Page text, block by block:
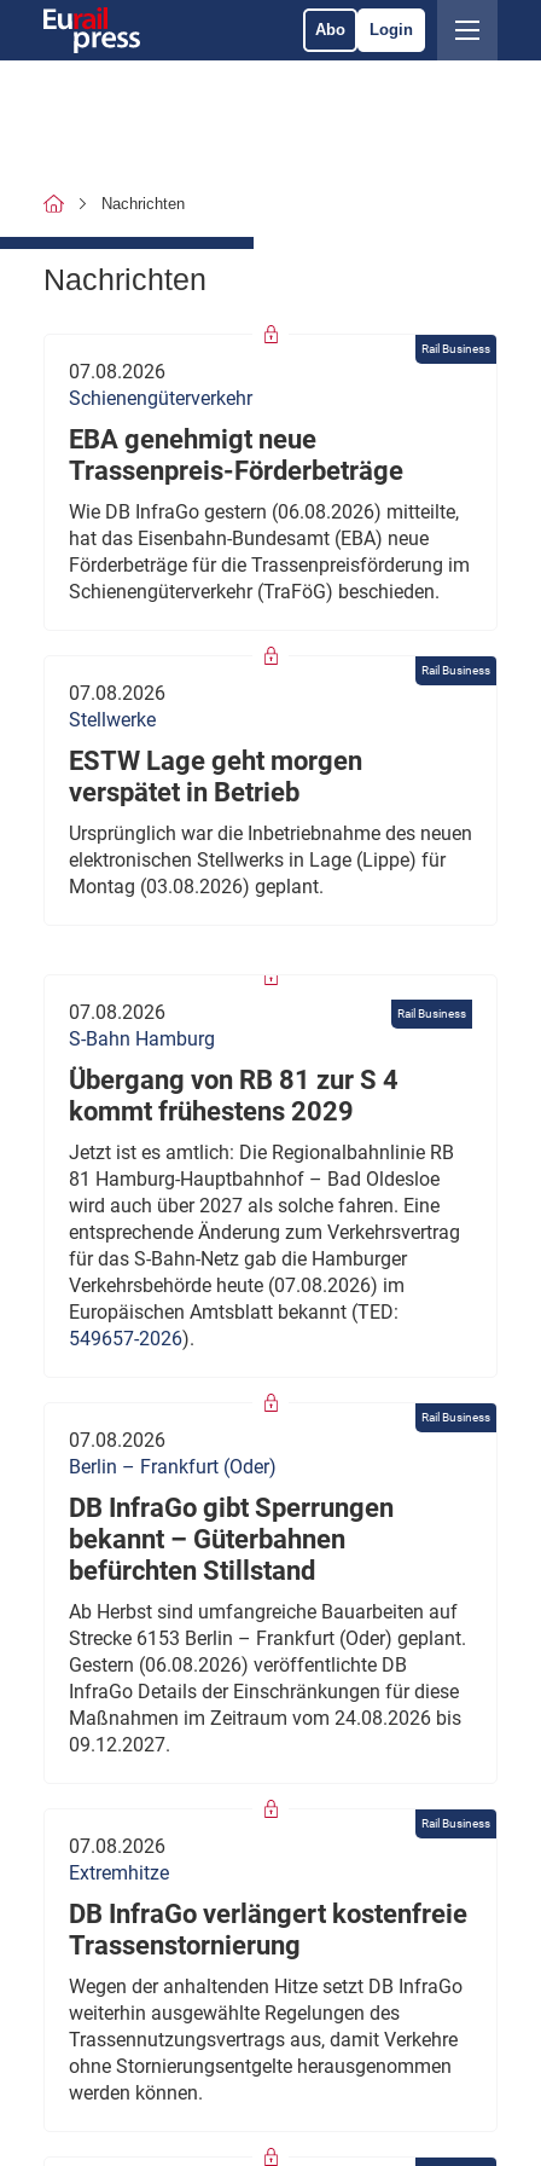
Abo Login
Nachrichten
Nachrichten
Rail Business
07.08.2026
Schienengüterverkehr
EBA genehmigt neue
Trassenpreis-Förderbeträge
Wie DB InfraGo gestern (06.08.2026) mitteilte,
hat das Eisenbahn-Bundesamt (EBA) neue
Förderbeträge für die Trassenpreisförderung im
Schienengüterverkehr (TraFöG) beschieden.
Rail Business
07.08.2026
Stellwerke
ESTW Lage geht morgen
verspätet in Betrieb
Ursprünglich war die Inbetriebnahme des neuen
elektronischen Stellwerks in Lage (Lippe) für
Montag (03.08.2026) geplant.
Rail Business
07.08.2026
S-Bahn Hamburg
Übergang von RB 81 zur S 4
kommt frühestens 2029
Jetzt ist es amtlich: Die Regionalbahnlinie RB
81 Hamburg-Hauptbahnhof – Bad Oldesloe
wird auch über 2027 als solche fahren. Eine
entsprechende Änderung zum Verkehrsvertrag
für das S-Bahn-Netz gab die Hamburger
Verkehrsbehörde heute (07.08.2026) im
Europäischen Amtsblatt bekannt (TED:
549657-2026).
Rail Business
07.08.2026
Berlin – Frankfurt (Oder)
DB InfraGo gibt Sperrungen
bekannt – Güterbahnen
befürchten Stillstand
Ab Herbst sind umfangreiche Bauarbeiten auf
Strecke 6153 Berlin – Frankfurt (Oder) geplant.
Gestern (06.08.2026) veröffentlichte DB
InfraGo Details der Einschränkungen für diese
Maßnahmen im Zeitraum vom 24.08.2026 bis
09.12.2027.
Rail Business
07.08.2026
Extremhitze
DB InfraGo verlängert kostenfreie
Trassenstornierung
Wegen der anhaltenden Hitze setzt DB InfraGo
weiterhin ausgewählte Regelungen des
Trassennutzungsvertrags aus, damit Verkehre
ohne Stornierungsentgelte herausgenommen
werden können.